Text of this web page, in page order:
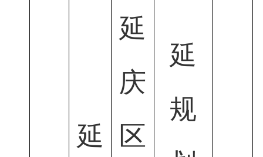
延
延
庆
区
延
规